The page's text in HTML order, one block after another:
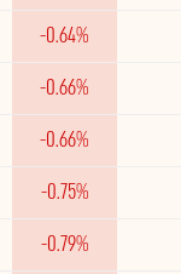
-0.64%
-0.66%
-0.66%
-0.75%
-0.79%